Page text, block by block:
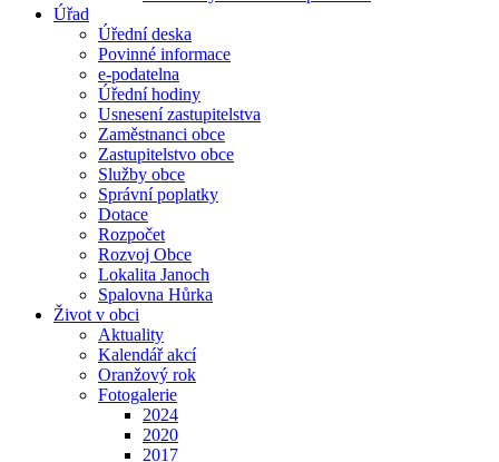
Úřad
Úřední deska
Povinné informace
e-podatelna
Úřední hodiny
Usnesení zastupitelstva
Zaměstnanci obce
Zastupitelstvo obce
Služby obce
Správní poplatky
Dotace
Rozpočet
Rozvoj Obce
Lokalita Janoch
Spalovna Hůrka
Život v obci
Aktuality
Kalendář akcí
Oranžový rok
Fotogalerie
2024
2020
2017